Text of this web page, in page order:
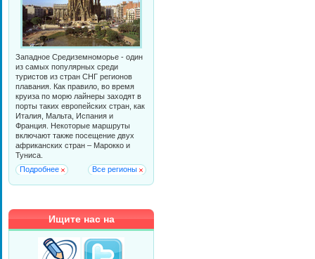
Западное Средиземноморье - один
из самых популярных среди
туристов из стран СНГ регионов
плавания. Как правило, во время
круиза по морю лайнеры заходят в
порты таких европейских стран, как
Италия, Мальта, Испания и
Франция. Некоторые маршруты
включают также посещение двух
африканских стран – Марокко и
Туниса.
Подробнее
Все регионы
Ищите нас на